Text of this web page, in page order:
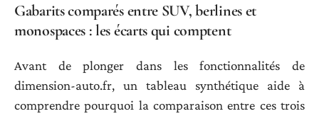
Gabarits comparés entre SUV, berlines et
monospaces : les écarts qui comptent
Avant de plonger dans les fonctionnalités de
dimension-auto.fr, un tableau synthétique aide à
comprendre pourquoi la comparaison entre ces trois